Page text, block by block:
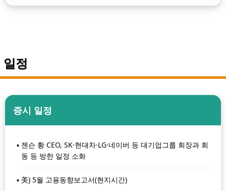
일정
증시 일정
젠슨 황 CEO, SK·현대차·LG·네이버 등 대기업그룹 회장과 회
동 등 방한 일정 소화
美) 5월 고용동향보고서(현지시간)